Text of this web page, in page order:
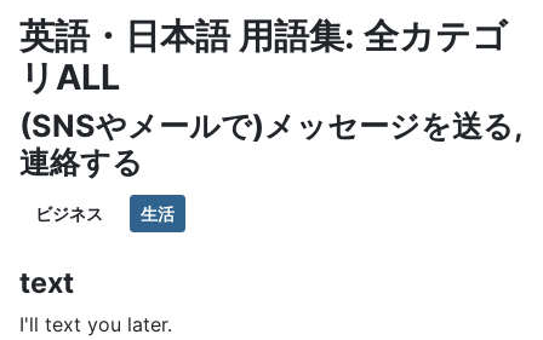
英語・日本語 用語集: 全カテゴ
リALL
(SNSやメールで)メッセージを送る,
連絡する
ビジネス 生活
text
I'll text you later.